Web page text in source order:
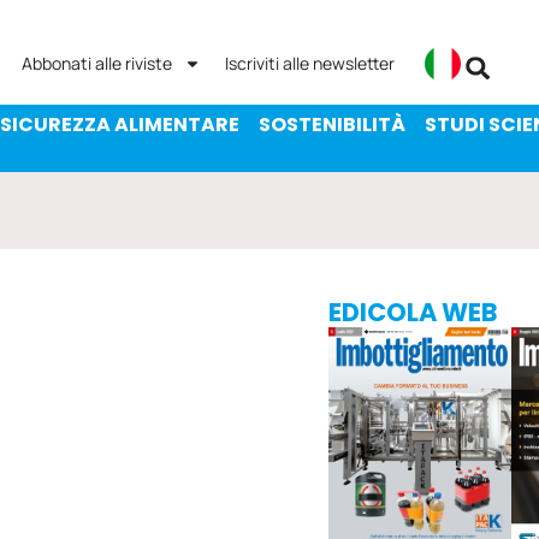
Abbonati alle riviste Iscriviti alle newsletter
SICUREZZA ALIMENTARE SOSTENIBILITÀ STUDI
EDICOLA WEB